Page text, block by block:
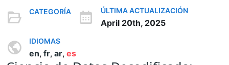
CATEGORÍA ÚLTIMA ACTUALIZACIÓN
April 20th, 2025
IDIOMAS
en, fr, ar, es